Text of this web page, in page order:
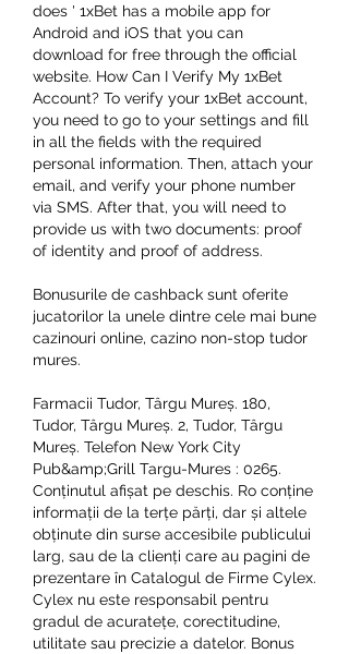
does ' 1xBet has a mobile app for
Android and iOS that you can
download for free through the official
website. How Can I Verify My 1xBet
Account? To verify your 1xBet account,
you need to go to your settings and fill
in all the fields with the required
personal information. Then, attach your
email, and verify your phone number
via SMS. After that, you will need to
provide us with two documents: proof
of identity and proof of address.
Bonusurile de cashback sunt oferite
jucatorilor la unele dintre cele mai bune
cazinouri online, cazino non-stop tudor
mures.
Farmacii Tudor, Târgu Mureș. 180,
Tudor, Târgu Mureș. 2, Tudor, Târgu
Mureș. Telefon New York City
Pub&amp;Grill Targu-Mures : 0265.
Conținutul afișat pe deschis. Ro conține
informații de la terțe părți, dar și altele
obținute din surse accesibile publicului
larg, sau de la clienți care au pagini de
prezentare în Catalogul de Firme Cylex.
Cylex nu este responsabil pentru
gradul de acuratețe, corectitudine,
utilitate sau precizie a datelor. Bonus